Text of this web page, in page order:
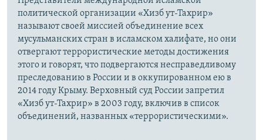
политической организации «Хизб ут-Тахрир»
называют своей миссией объединение всех
мусульманских стран в исламском халифате, но они
отвергают террористические методы достижения
этого и говорят, что подвергаются несправедливому
преследованию в России и в оккупированном ею в
2014 году Крыму. Верховный суд России запретил
«Хизб ут-Тахрир» в 2003 году, включив в список
объединений, названных «террористическими».